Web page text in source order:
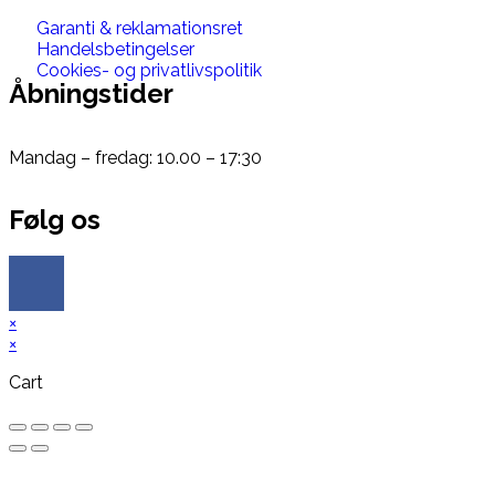
Garanti & reklamationsret
Handelsbetingelser
Cookies- og privatlivspolitik
Åbningstider
Mandag – fredag: 10.00 – 17:30
Følg os
×
×
Cart